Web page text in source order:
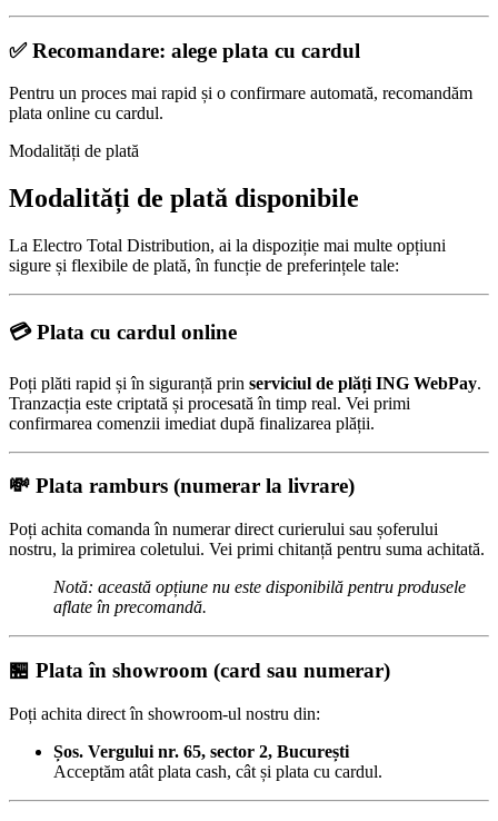
✅ Recomandare: alege plata cu cardul
Pentru un proces mai rapid și o confirmare automată, recomandăm
plata online cu cardul.
Modalități de plată
Modalități de plată disponibile
La Electro Total Distribution, ai la dispoziție mai multe opțiuni
sigure și flexibile de plată, în funcție de preferințele tale:
💳Plata cu cardul online
Poți plăti rapid și în siguranță prin serviciul de plăți ING WebPay.
Tranzacția este criptată și procesată în timp real. Vei primi
confirmarea comenzii imediat după finalizarea plății.
💸 Plata ramburs (numerar la livrare)
Poți achita comanda în numerar direct curierului sau șoferului
nostru, la primirea coletului. Vei primi chitanță pentru suma achitată.
Notă: această opțiune nu este disponibilă pentru produsele
aflate în precomandă.
🏪 Plata în showroom (card sau numerar)
Poți achita direct în showroom-ul nostru din:
Șos. Vergului nr. 65, sector 2, București
Acceptăm atât plata cash, cât și plata cu cardul.